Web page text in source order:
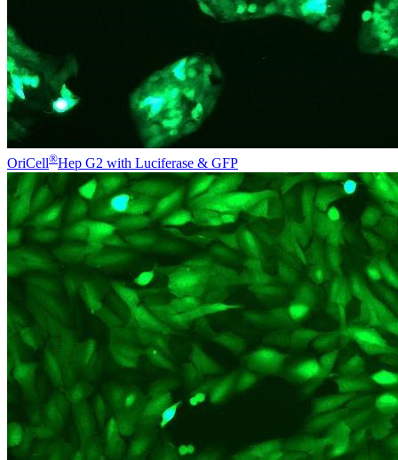
OriCell®Hep G2 with Luciferase & GFP